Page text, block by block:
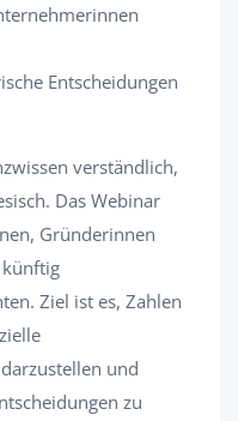
Entscheidungen
verständlich,
Das Webinar
Gründerinnen
künftig
Ziel ist es, Zahlen
und
zu